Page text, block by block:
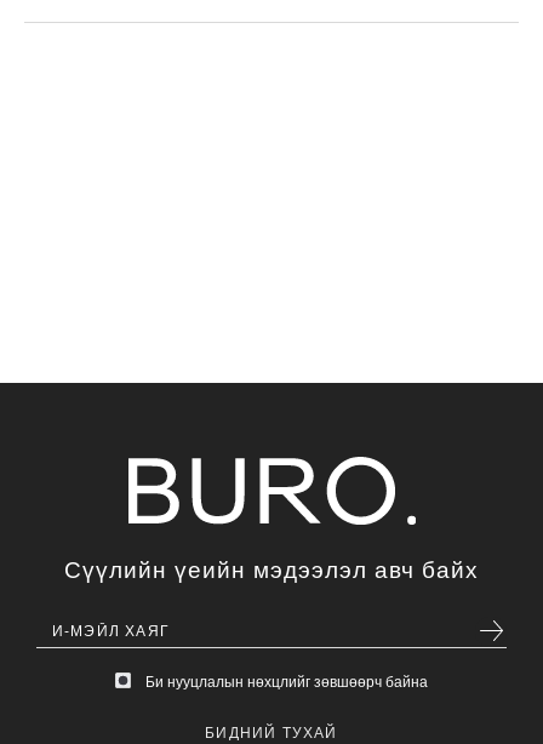
Сүүлийн үеийн мэдээлэл авч байх
Би нууцлалын нөхцлийг зөвшөөрч байна
БИДНИЙ ТУХАЙ